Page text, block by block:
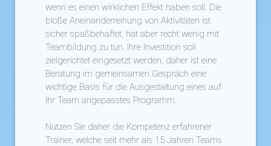
wenn es einen wirklichen Effekt haben soll. Die
bloße Aneinanderreihung von Aktivitäten ist
sicher spaßbehaftet, hat aber recht wenig mit
Teambildung zu tun. Ihre Investition soll
zielgerichtet eingesetzt werden, daher ist eine
Beratung im gemeinsamen Gespräch eine
wichtige Basis für die Ausgestaltung eines auf
Ihr Team angepasstes Programm.
Nutzen Sie daher die Kompetenz erfahrener
Trainer, welche seit mehr als 15 Jahren Teams